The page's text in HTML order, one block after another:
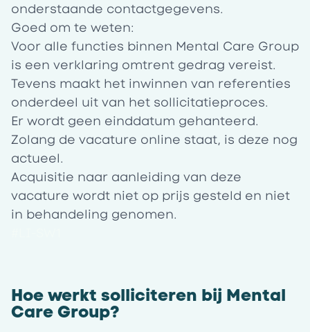
onderstaande contactgegevens.
Goed om te weten:
Voor alle functies binnen Mental Care Group
is een verklaring omtrent gedrag vereist.
Tevens maakt het inwinnen van referenties
onderdeel uit van het sollicitatieproces.
Er wordt geen einddatum gehanteerd.
Zolang de vacature online staat, is deze nog
actueel.
Acquisitie naar aanleiding van deze
vacature wordt niet op prijs gesteld en niet
in behandeling genomen.
Hoe werkt solliciteren bij Mental
Care Group?